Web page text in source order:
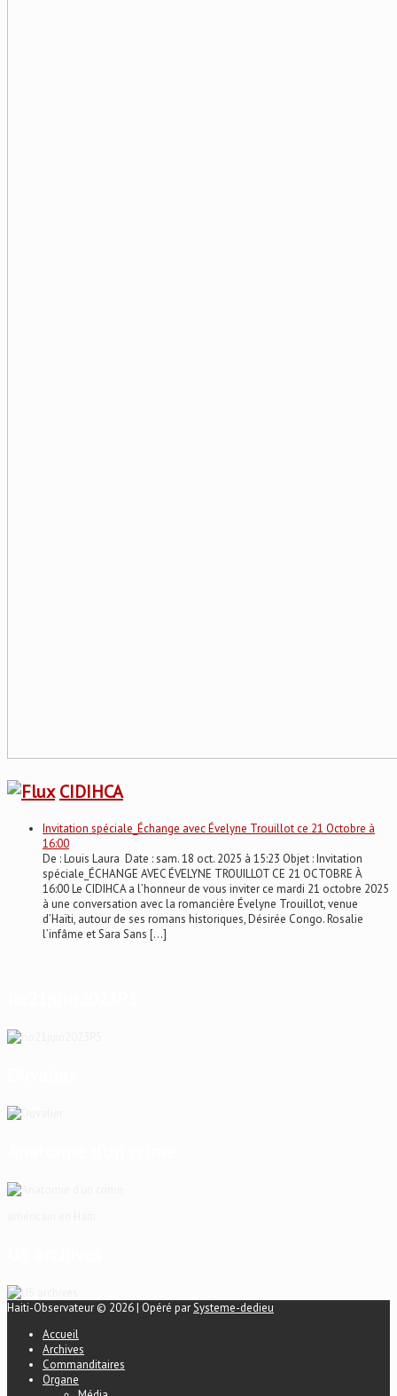
CIDIHCA
Invitation spéciale_Échange avec Évelyne Trouillot ce 21 Octobre à
16:00
De : Louis Laura Date : sam. 18 oct. 2025 à 15:23 Objet : Invitation
spéciale_ÉCHANGE AVEC ÉVELYNE TROUILLOT CE 21 OCTOBRE À
16:00 Le CIDIHCA a l’honneur de vous inviter ce mardi 21 octobre 2025
à une conversation avec la romancière Évelyne Trouillot, venue
d’Haïti, autour de ses romans historiques, Désirée Congo. Rosalie
l’infâme et Sara Sans […]
Haiti-Observateur © 2026 | Opéré parSysteme-dedieu
Accueil
Archives
Commanditaires
Organe